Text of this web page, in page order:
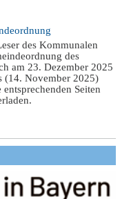
des Kommunalen
des
am 23. Dezember 2025
(14. November 2025)
Seiten